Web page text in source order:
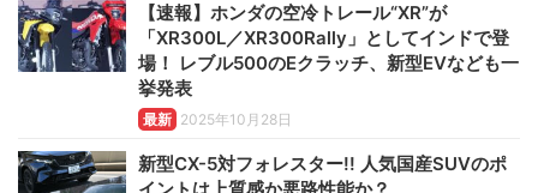
【速報】ホンダの空冷トレール“XR”が
「XR300L／XR300Rally」としてインドで登
場！ レブル500のEクラッチ、新型EVなども一
挙発表
最新 2025年10月28日
新型CX-5対フォレスター!! 人気国産SUVのポ